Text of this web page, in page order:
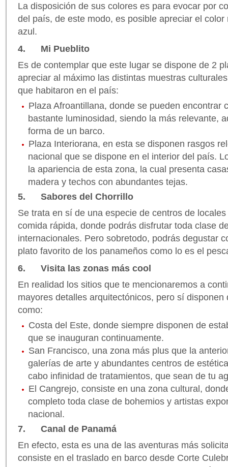
La disposición de sus colores es para evocar por
del país, de este modo, es posible apreciar el
azul.
4. Mi Pueblito
Es de contemplar que este lugar se dispone de 2
apreciar al máximo las distintas muestras
que habitaron en el país:
Plaza Afroantillana, donde se pueden encontrar
bastante luminosidad, siendo la más relevante,
forma de un barco.
Plaza Interiorana, en esta se disponen rasgos
nacional que se dispone en el interior del país.
la apariencia de esta zona, la cual presenta
madera y techos con abundantes tejas.
5. Sabores del Chorrillo
Se trata en sí de una especie de centros de
comida rápida, donde podrás disfrutar toda clase
internacionales. Pero sobretodo, podrás degustar
plato favorito de los panameños como lo es el
6. Visita las zonas más cool
En realidad los sitios que te mencionaremos a
mayores detalles arquitectónicos, pero sí disponen
como:
Costa del Este, donde siempre disponen de
que se inauguran continuamente.
San Francisco, una zona más plus que la
galerías de arte y abundantes centros de
cabo infinidad de tratamientos, que sean de tu
El Cangrejo, consiste en una zona cultural,
completo toda clase de bohemios y artistas
nacional.
7. Canal de Panamá
En efecto, esta es una de las aventuras más
consiste en el traslado en barco desde Corte